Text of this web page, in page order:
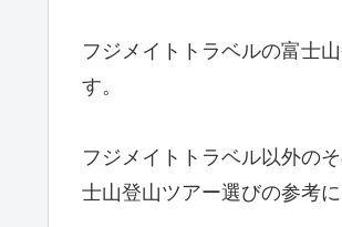
フジメイトトラベルの富士
す。
フジメイトトラベル以外の
士山登山ツアー選びの参考